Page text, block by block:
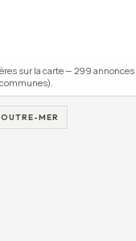
s sur la carte — 299 annonces
MER